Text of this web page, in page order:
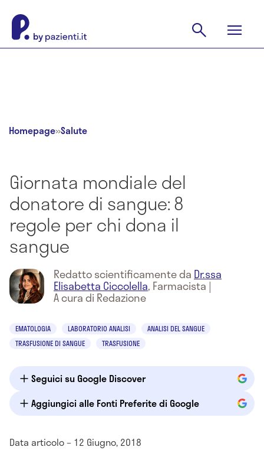
Homepage»Salute
Giornata mondiale del
donatore di sangue: 8
regole per chi dona il
sangue
Redatto scientificamente da Dr.ssa
Elisabetta Ciccolella, Farmacista |
A cura di Redazione
EMATOLOGIA LABORATORIO ANALISI
ANALISI DEL SANGUE
TRASFUSIONE DI SANGUE
TRASFUSIONE
Seguici su Google Discover
Aggiungici alle Fonti Preferite di Google
Data articolo – 12 Giugno, 2018